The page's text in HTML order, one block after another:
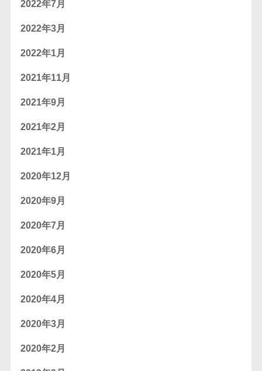
2022年7月
2022年3月
2022年1月
2021年11月
2021年9月
2021年2月
2021年1月
2020年12月
2020年9月
2020年7月
2020年6月
2020年5月
2020年4月
2020年3月
2020年2月